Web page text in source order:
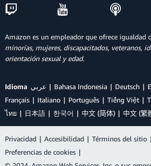
Amazon es un empleador que ofrece igualdad
minorías, mujeres, discapacitados, veteranos,
orientación sexual y edad.
Idioma عربي Bahasa Indonesia Deutsch
Français
Italiano Português Tiếng Việt
ไทย
日本語 한국어 中文 (简体) 中文 (繁
Privacidad | Accesibilidad | Términos del sitio |
Preferencias de cookies |